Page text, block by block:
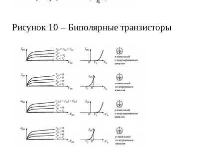
Рисунок 10 – Биполярные транзисторы